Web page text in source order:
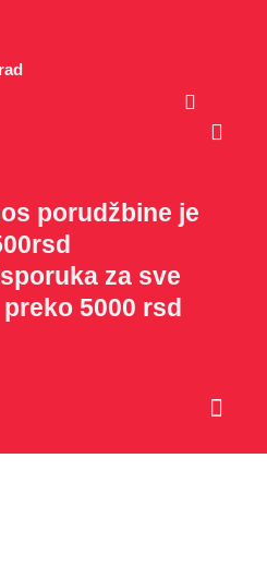
Cart
porudžbine je
za sve
5000 rsd
Cart